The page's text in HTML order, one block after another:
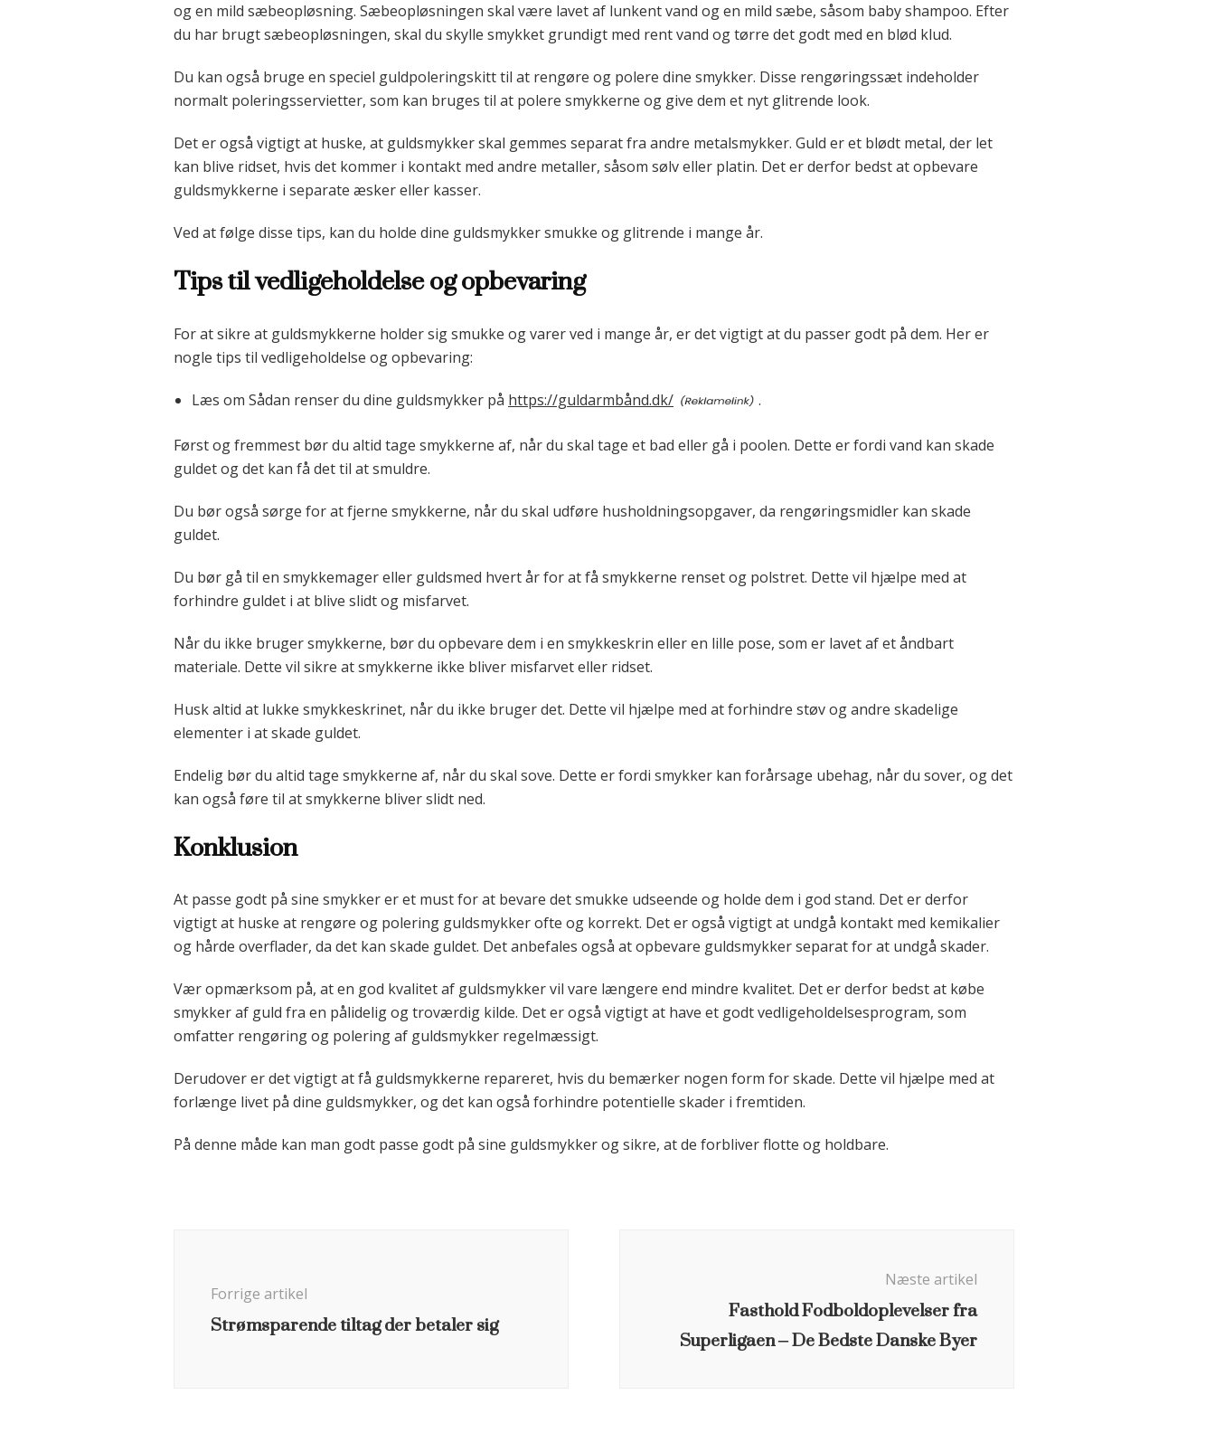
og en mild sæbeopløsning. Sæbeopløsningen skal være lavet af lunkent vand og en mild sæbe, såsom baby shampoo. Efter
du har brugt sæbeopløsningen, skal du skylle smykket grundigt med rent vand og tørre det godt med en blød klud.
Du kan også bruge en speciel guldpoleringskitt til at rengøre og polere dine smykker. Disse rengøringssæt indeholder
normalt poleringsservietter, som kan bruges til at polere smykkerne og give dem et nyt glitrende look.
Det er også vigtigt at huske, at guldsmykker skal gemmes separat fra andre metalsmykker. Guld er et blødt metal, der let
kan blive ridset, hvis det kommer i kontakt med andre metaller, såsom sølv eller platin. Det er derfor bedst at opbevare
guldsmykkerne i separate æsker eller kasser.
Ved at følge disse tips, kan du holde dine guldsmykker smukke og glitrende i mange år.
Tips til vedligeholdelse og opbevaring
For at sikre at guldsmykkerne holder sig smukke og varer ved i mange år, er det vigtigt at du passer godt på dem. Her er
nogle tips til vedligeholdelse og opbevaring:
Læs om Sådan renser du dine guldsmykker på https://guldarmbånd.dk/ .
Først og fremmest bør du altid tage smykkerne af, når du skal tage et bad eller gå i poolen. Dette er fordi vand kan skade
guldet og det kan få det til at smuldre.
Du bør også sørge for at fjerne smykkerne, når du skal udføre husholdningsopgaver, da rengøringsmidler kan skade
guldet.
Du bør gå til en smykkemager eller guldsmed hvert år for at få smykkerne renset og polstret. Dette vil hjælpe med at
forhindre guldet i at blive slidt og misfarvet.
Når du ikke bruger smykkerne, bør du opbevare dem i en smykkeskrin eller en lille pose, som er lavet af et åndbart
materiale. Dette vil sikre at smykkerne ikke bliver misfarvet eller ridset.
Husk altid at lukke smykkeskrinet, når du ikke bruger det. Dette vil hjælpe med at forhindre støv og andre skadelige
elementer i at skade guldet.
Endelig bør du altid tage smykkerne af, når du skal sove. Dette er fordi smykker kan forårsage ubehag, når du sover, og det
kan også føre til at smykkerne bliver slidt ned.
Konklusion
At passe godt på sine smykker er et must for at bevare det smukke udseende og holde dem i god stand. Det er derfor
vigtigt at huske at rengøre og polering guldsmykker ofte og korrekt. Det er også vigtigt at undgå kontakt med kemikalier
og hårde overflader, da det kan skade guldet. Det anbefales også at opbevare guldsmykker separat for at undgå skader.
Vær opmærksom på, at en god kvalitet af guldsmykker vil vare længere end mindre kvalitet. Det er derfor bedst at købe
smykker af guld fra en pålidelig og troværdig kilde. Det er også vigtigt at have et godt vedligeholdelsesprogram, som
omfatter rengøring og polering af guldsmykker regelmæssigt.
Derudover er det vigtigt at få guldsmykkerne repareret, hvis du bemærker nogen form for skade. Dette vil hjælpe med at
forlænge livet på dine guldsmykker, og det kan også forhindre potentielle skader i fremtiden.
På denne måde kan man godt passe godt på sine guldsmykker og sikre, at de forbliver flotte og holdbare.
Forrige artikel
Strømsparende tiltag der betaler sig
Næste artikel
Fasthold Fodboldoplevelser fra
Superligaen – De Bedste Danske Byer